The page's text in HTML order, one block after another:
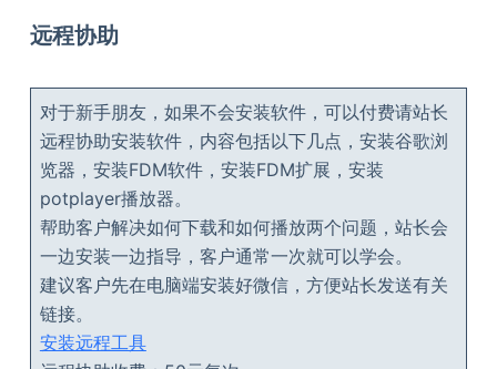
远程协助
对于新手朋友，如果不会安装软件，可以付费请站长
远程协助安装软件，内容包括以下几点，安装谷歌浏
览器，安装FDM软件，安装FDM扩展，安装
potplayer播放器。
帮助客户解决如何下载和如何播放两个问题，站长会
一边安装一边指导，客户通常一次就可以学会。
建议客户先在电脑端安装好微信，方便站长发送有关
链接。
安装远程工具